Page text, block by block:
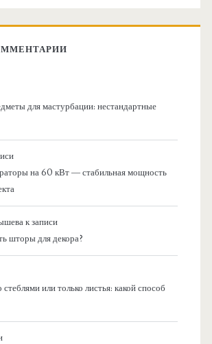
для мастурбации: нестандартные
на 60 кВт — стабильная мощность
к записи
шторы для декора?
или только листья: какой способ